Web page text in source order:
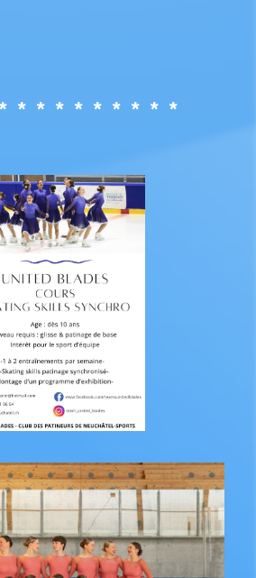
* * * * * * * * *